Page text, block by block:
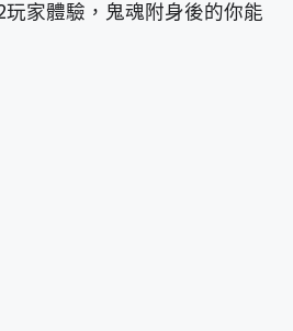
家體驗，鬼魂附身後的你能